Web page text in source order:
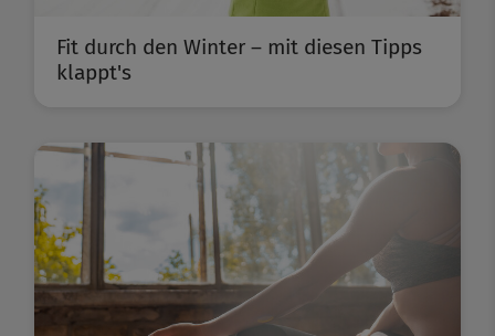
Fit durch den Winter – mit diesen Tipps
klappt's